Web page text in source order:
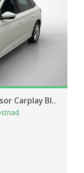
Carplay Bl..